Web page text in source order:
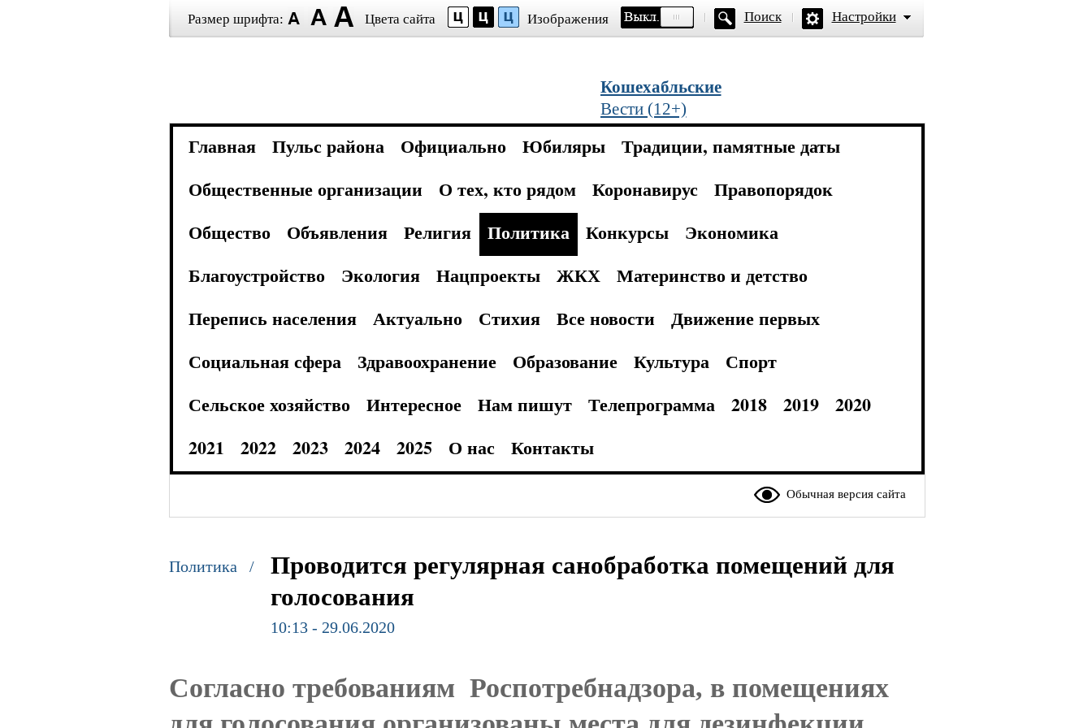
Размер шрифта: Цвета сайта Изображения Поиск Настройки
Кошехабльские
Вести (12+)
Главная Пульс района Официально Юбиляры
Традиции, памятные даты
Общественные организации
О тех, кто рядом Коронавирус
Правопорядок
Общество
Объявления Религия Политика Конкурсы
Экономика
Благоустройство
Экология Нацпроекты ЖКХ
Материнство и детство
Перепись населения
Актуально Стихия Все новости
Движение первых
Социальная сфера
Здравоохранение Образование Культура
Спорт
Сельское хозяйство
Интересное Нам пишут Телепрограмма 2018 2019
2020
2021
2022 2023 2024 2025 О нас Контакты
Обычная версия сайта
Политика /
Проводится регулярная санобработка помещений для
голосования
10:13 - 29.06.2020
Согласно требованиям Роспотребнадзора, в помещениях